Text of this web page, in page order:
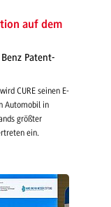
auf dem
Patent-
CURE seinen E-
Automobil in
größter
ein.